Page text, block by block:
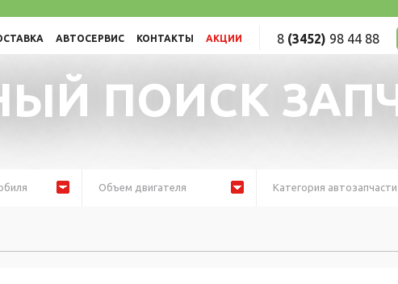
АВТОСЕРВИС КОНТАКТЫ АКЦИИ 8 (3452) 98 44 88
ПОИСК
Объем двигателя Категория автозапчасти